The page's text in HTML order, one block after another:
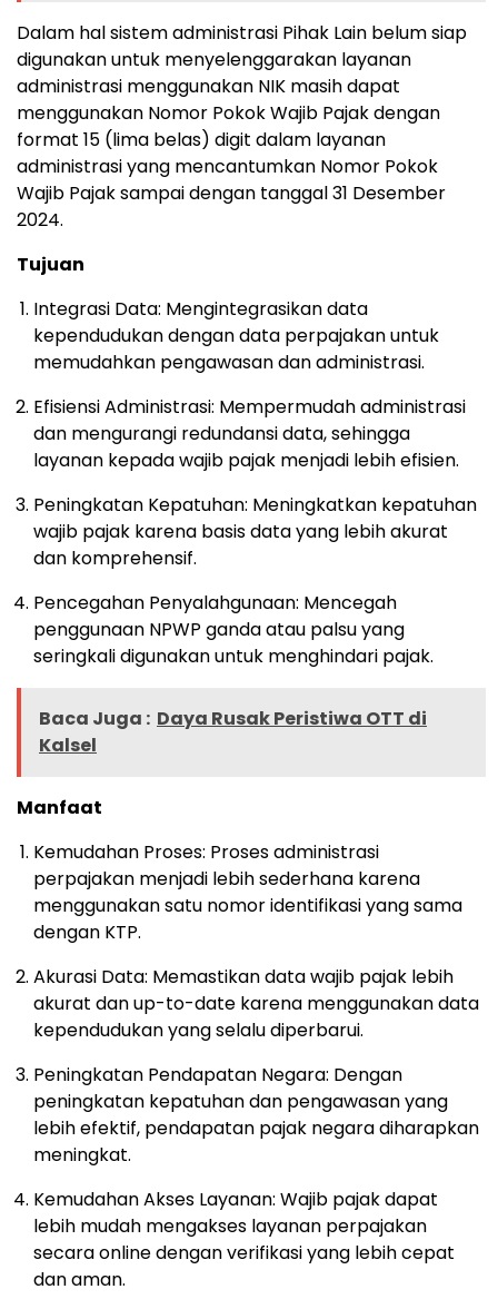
Dalam hal sistem administrasi Pihak Lain belum siap
digunakan untuk menyelenggarakan layanan
administrasi menggunakan NIK masih dapat
menggunakan Nomor Pokok Wajib Pajak dengan
format 15 (lima belas) digit dalam layanan
administrasi yang mencantumkan Nomor Pokok
Wajib Pajak sampai dengan tanggal 31 Desember
2024.
Tujuan
Integrasi Data: Mengintegrasikan data
kependudukan dengan data perpajakan untuk
memudahkan pengawasan dan administrasi.
Efisiensi Administrasi: Mempermudah administrasi
dan mengurangi redundansi data, sehingga
layanan kepada wajib pajak menjadi lebih efisien.
Peningkatan Kepatuhan: Meningkatkan kepatuhan
wajib pajak karena basis data yang lebih akurat
dan komprehensif.
Pencegahan Penyalahgunaan: Mencegah
penggunaan NPWP ganda atau palsu yang
seringkali digunakan untuk menghindari pajak.
Baca Juga : Daya Rusak Peristiwa OTT di
Kalsel
Manfaat
Kemudahan Proses: Proses administrasi
perpajakan menjadi lebih sederhana karena
menggunakan satu nomor identifikasi yang sama
dengan KTP.
Akurasi Data: Memastikan data wajib pajak lebih
akurat dan up-to-date karena menggunakan data
kependudukan yang selalu diperbarui.
Peningkatan Pendapatan Negara: Dengan
peningkatan kepatuhan dan pengawasan yang
lebih efektif, pendapatan pajak negara diharapkan
meningkat.
Kemudahan Akses Layanan: Wajib pajak dapat
lebih mudah mengakses layanan perpajakan
secara online dengan verifikasi yang lebih cepat
dan aman.